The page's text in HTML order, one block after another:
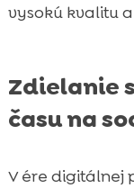
vysokú kvalitu
Zdielanie
času na
V ére digitálnej